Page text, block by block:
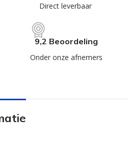
Direct leverbaar
9,2 Beoordeling
Onder onze afnemers